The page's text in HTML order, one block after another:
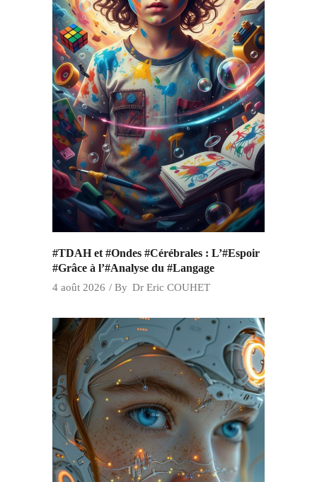
#TDAH et #Ondes #Cérébrales : L’#Espoir
#Grâce à l’#Analyse du #Langage
4 août 2026 By Dr Eric COUHET